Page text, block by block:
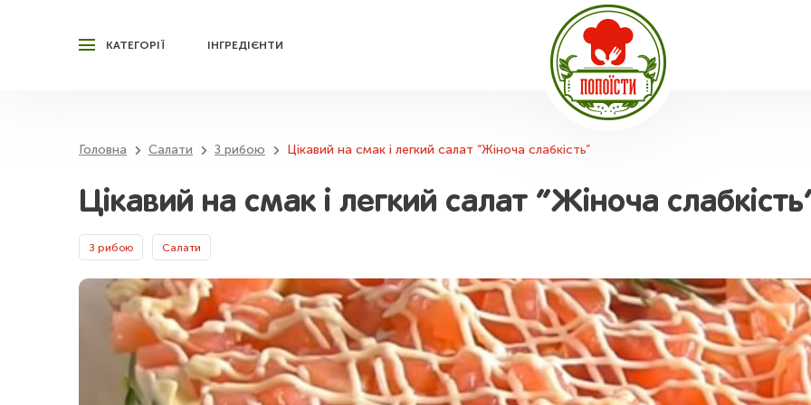
КАТЕГОРІЇ ІНГРЕДІЄНТИ
Головна Салати З рибою Цікавий на смак і легкий салат “Жіноча слабкість”
Цікавий на смак і легкий салат “Жіноча
З рибою Салати